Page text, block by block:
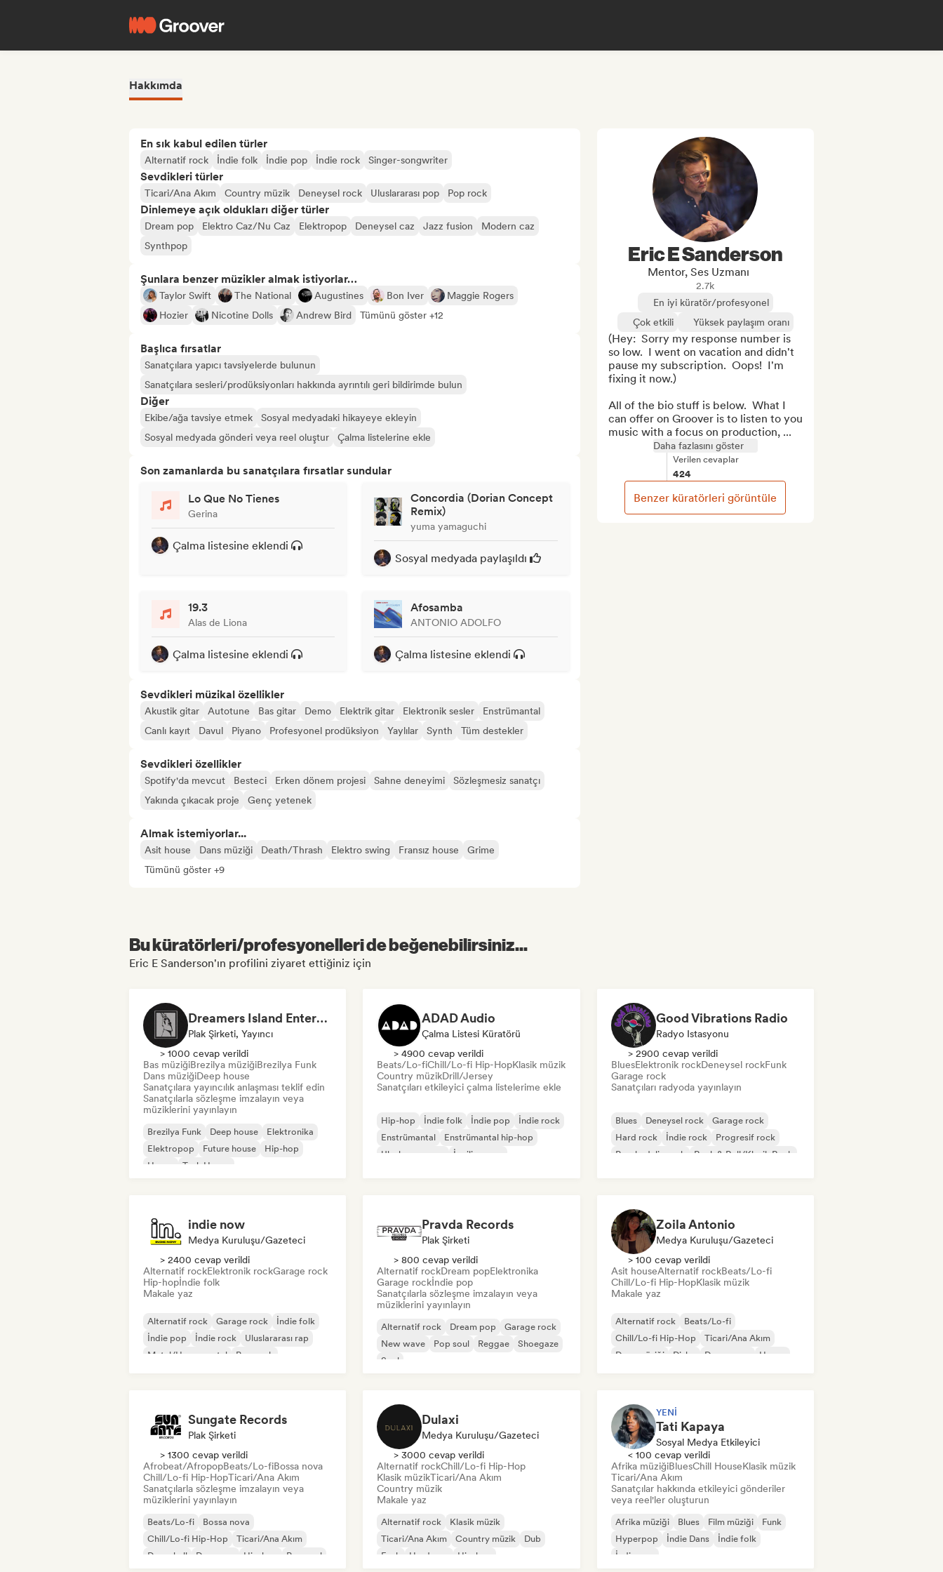
Hakkımda
En sık kabul edilen türler
Alternatif rock İndie folk İndie pop İndie rock Singer-songwriter
Sevdikleri türler
Ticari/Ana Akım Country müzik Deneysel rock Uluslararası pop Pop rock
Dinlemeye açık oldukları diğer türler
Dream pop Elektro Caz/Nu Caz Elektropop Deneysel caz Jazz fusion
Modern caz
Synthpop
Şunlara benzer müzikler almak istiyorlar…
Taylor Swift The National Augustines Bon Iver
Maggie Rogers
Hozier
Nicotine Dolls Andrew Bird Tümünü göster +12
Başlıca fırsatlar
Sanatçılara yapıcı tavsiyelerde bulunun
Sanatçılara sesleri/prodüksiyonları hakkında ayrıntılı geri bildirimde bulun
Diğer
Ekibe/ağa tavsiye etmek
Sosyal medyadaki hikayeye ekleyin
Sosyal medyada gönderi veya reel oluştur
Çalma listelerine ekle
Son zamanlarda bu sanatçılara fırsatlar sundular
Lo Que No Tienes
Gerina
Çalma listesine eklendi
Concordia (Dorian Concept
Remix)
yuma yamaguchi
Sosyal medyada paylaşıldı
19.3
Alas de Liona
Çalma listesine eklendi
Afosamba
ANTONIO ADOLFO
Çalma listesine eklendi
Sevdikleri müzikal özellikler
Akustik gitar Autotune Bas gitar Demo Elektrik gitar Elektronik sesler
Enstrümantal
Canlı kayıt
Davul Piyano Profesyonel prodüksiyon Yaylılar Synth Tüm destekler
Sevdikleri özellikler
Spotify'da mevcut Besteci Erken dönem projesi Sahne deneyimi
Sözleşmesiz sanatçı
Yakında çıkacak proje
Genç yetenek
Almak istemiyorlar...
Asit house Dans müziği Death/Thrash Elektro swing Fransız house
Grime
Tümünü göster +9
Eric E Sanderson
Mentor, Ses Uzmanı
2.7k
En iyi küratör/profesyonel
Çok etkili
Yüksek paylaşım oranı
(Hey:  Sorry my response number is
so low.  I went on vacation and didn't
pause my subscription.  Oops!  I'm
fixing it now.)
All of the bio stuff is below.  What I
can offer on Groover is to listen to you
music with a focus on production, ...
Daha fazlasını göster
Verilen cevaplar
424
Benzer küratörleri görüntüle
Bu küratörleri/profesyonelleri de beğenebilirsiniz...
Eric E Sanderson'ın profilini ziyaret ettiğiniz için
Dreamers Island Entertainment
Plak Şirketi, Yayıncı
> 1000 cevap verildi
Bas müziğiBrezilya müziğiBrezilya Funk
Dans müziğiDeep house
Sanatçılara yayıncılık anlaşması teklif edin
Sanatçılarla sözleşme imzalayın veya
müziklerini yayınlayın
Brezilya Funk Deep house
Elektronika
Elektropop
Future house
Hip-hop
House
Tech House
ADAD Audio
Çalma Listesi Küratörü
> 4900 cevap verildi
Beats/Lo-fiChill/Lo-fi Hip-HopKlasik müzik
Country müzikDrill/Jersey
Sanatçıları etkileyici çalma listelerime ekle
Hip-hop İndie folk İndie pop
İndie rock
Enstrümantal
Enstrümantal hip-hop
Uluslararası rap
İngilizce rap
Good Vibrations Radio
Radyo Istasyonu
> 2900 cevap verildi
BluesElektronik rockDeneysel rockFunk
Garage rock
Sanatçıları radyoda yayınlayın
Blues Deneysel rock
Garage rock
Hard rock
İndie rock
Progresif rock
Psychedelic rock
Rock & Roll/Klasik Rock
indie now
Medya Kuruluşu/Gazeteci
> 2400 cevap verildi
Alternatif rockElektronik rockGarage rock
Hip-hopİndie folk
Makale yaz
Alternatif rock Garage rock
İndie folk
İndie pop
İndie rock
Uluslararası rap
Metal/Heavy metal
Pop rock
Pravda Records
Plak Şirketi
> 800 cevap verildi
Alternatif rockDream popElektronika
Garage rockİndie pop
Sanatçılarla sözleşme imzalayın veya
müziklerini yayınlayın
Alternatif rock Dream pop
Garage rock
New wave
Pop soul Reggae
Shoegaze
Soul
Zoila Antonio
Medya Kuruluşu/Gazeteci
> 100 cevap verildi
Asit houseAlternatif rockBeats/Lo-fi
Chill/Lo-fi Hip-HopKlasik müzik
Makale yaz
Alternatif rock
Beats/Lo-fi
Chill/Lo-fi Hip-Hop
Ticari/Ana Akım
Dans müziği
Disko Dream pop House
Sungate Records
Plak Şirketi
> 1300 cevap verildi
Afrobeat/AfropopBeats/Lo-fiBossa nova
Chill/Lo-fi Hip-HopTicari/Ana Akım
Sanatçılarla sözleşme imzalayın veya
müziklerini yayınlayın
Beats/Lo-fi
Bossa nova
Chill/Lo-fi Hip-Hop
Ticari/Ana Akım
Dancehall
Dans pop Hip-hop Pop soul
Dulaxi
Medya Kuruluşu/Gazeteci
> 3000 cevap verildi
Alternatif rockChill/Lo-fi Hip-Hop
Klasik müzikTicari/Ana Akım
Country müzik
Makale yaz
Alternatif rock
Klasik müzik
Ticari/Ana Akım
Country müzik
Dub
Funk
Hardcore Hip-hop
YENI
Tati Kapaya
Sosyal Medya Etkileyici
< 100 cevap verildi
Afrika müziğiBluesChill HouseKlasik müzik
Ticari/Ana Akım
Sanatçılar hakkında etkileyici gönderiler
veya reel'ler oluşturun
Afrika müziği Blues Film müziği
Funk
Hyperpop
İndie Dans
İndie folk
İndie pop